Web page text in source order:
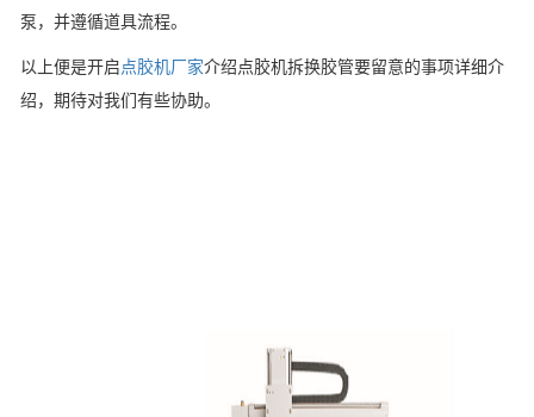
泵，并遵循道具流程。
以上便是开启点胶机厂家介绍点胶机拆换胶管要留意的事项详细介
绍，期待对我们有些协助。